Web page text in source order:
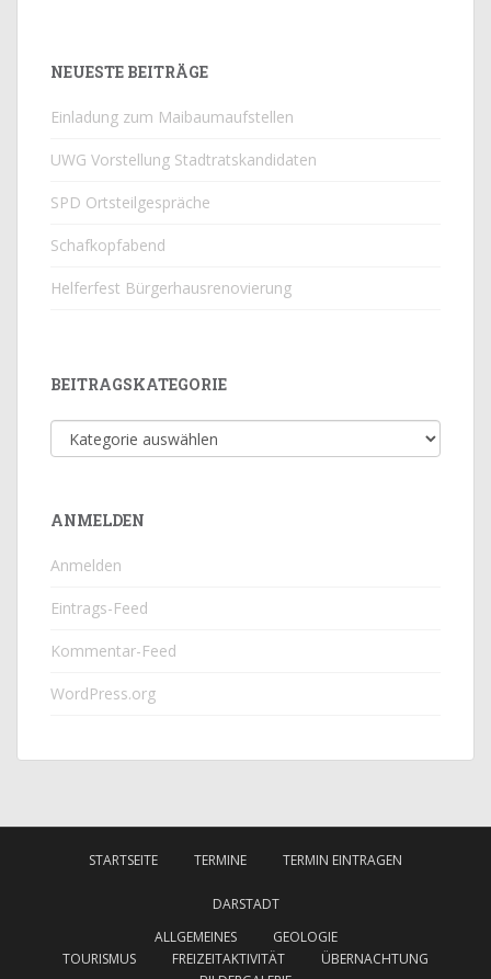
NEUESTE BEITRÄGE
Einladung zum Maibaumaufstellen
UWG Vorstellung Stadtratskandidaten
SPD Ortsteilgespräche
Schafkopfabend
Helferfest Bürgerhausrenovierung
BEITRAGSKATEGORIE
Beitragskategorie
ANMELDEN
Anmelden
Eintrags-Feed
Kommentar-Feed
WordPress.org
STARTSEITE TERMINE TERMIN EINTRAGEN
DARSTADT
ALLGEMEINES
GEOLOGIE
TOURISMUS
FREIZEITAKTIVITÄT
ÜBERNACHTUNG